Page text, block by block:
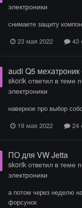
электроники
снимаете защиту
23 мая 2022
43
audi Q5
skorikответил в теме
электроники
наверное про выбор
19 мая 2022
24
ПО для VW Jetta
skorikответил в теме
электроники
а потом через неделю
форсунок